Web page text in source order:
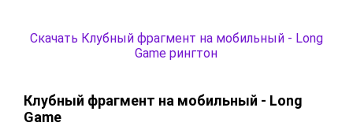
Скачать Клубный фрагмент на мобильный - Long
Game рингтон
Клубный фрагмент на мобильный - Long
Game